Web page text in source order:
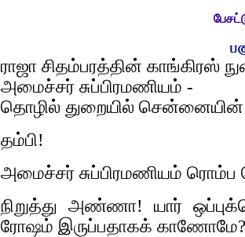
ராஜா சிதம்பரத்தின் காங்கிரஸ்
அமைச்சர் சுப்பிரமணியம் -
தொழில் துறையில் சென்னையின்
தம்பி!
அமைச்சர் சுப்பிரமணியம் ரொம்ப
நிறுத்து அண்ணா! யார்
ரோஷம் இருப்பதாகக்